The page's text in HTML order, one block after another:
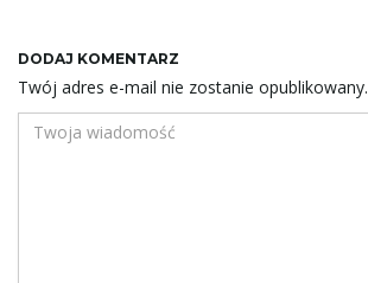
DODAJ KOMENTARZ
Twój adres e-mail nie zostanie opublikowany.